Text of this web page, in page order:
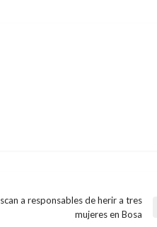
a responsables de herir a tres
mujeres en Bosa